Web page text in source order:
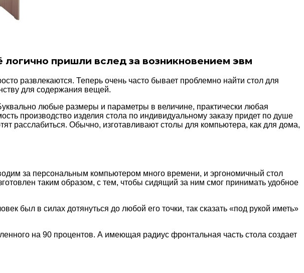
пришли вслед за возникновением эвм
развлекаются. Теперь очень часто бывает проблемно найти стол для
для содержания вещей.
любые размеры и параметры в величине, практически любая
производство изделия стола по индивидуальному заказу придет по душе
расслабиться. Обычно, изготавливают столы для компьютера, как для дома,
за персональным компьютером много времени, и эргономичный стол
таким образом, с тем, чтобы сидящий за ним смог принимать удобное
был в силах дотянуться до любой его точки, так сказать «под рукой иметь»
на 90 процентов. А имеющая радиус фронтальная часть стола создает